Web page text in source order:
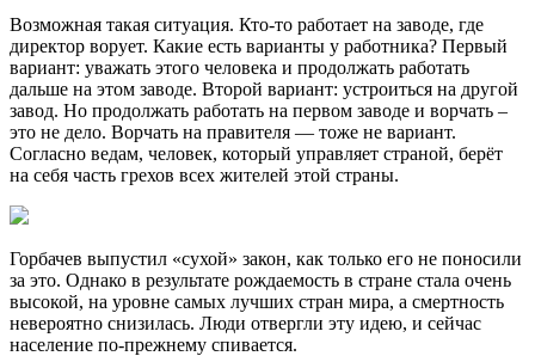
Возможная такая ситуация. Кто-то работает на заводе, где
директор ворует. Какие есть варианты у работника? Первый
вариант: уважать этого человека и продолжать работать
дальше на этом заводе. Второй вариант: устроиться на другой
завод. Но продолжать работать на первом заводе и ворчать –
это не дело. Ворчать на правителя — тоже не вариант.
Согласно ведам, человек, который управляет страной, берёт
на себя часть грехов всех жителей этой страны.
Горбачев выпустил «сухой» закон, как только его не поносили
за это. Однако в результате рождаемость в стране стала очень
высокой, на уровне самых лучших стран мира, а смертность
невероятно снизилась. Люди отвергли эту идею, и сейчас
население по-прежнему спивается.